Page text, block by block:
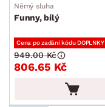
Němý sluha
Funny, bílý
Cena po zadání kódu DOPLNKY
806.65 Kč
949.00 Kč